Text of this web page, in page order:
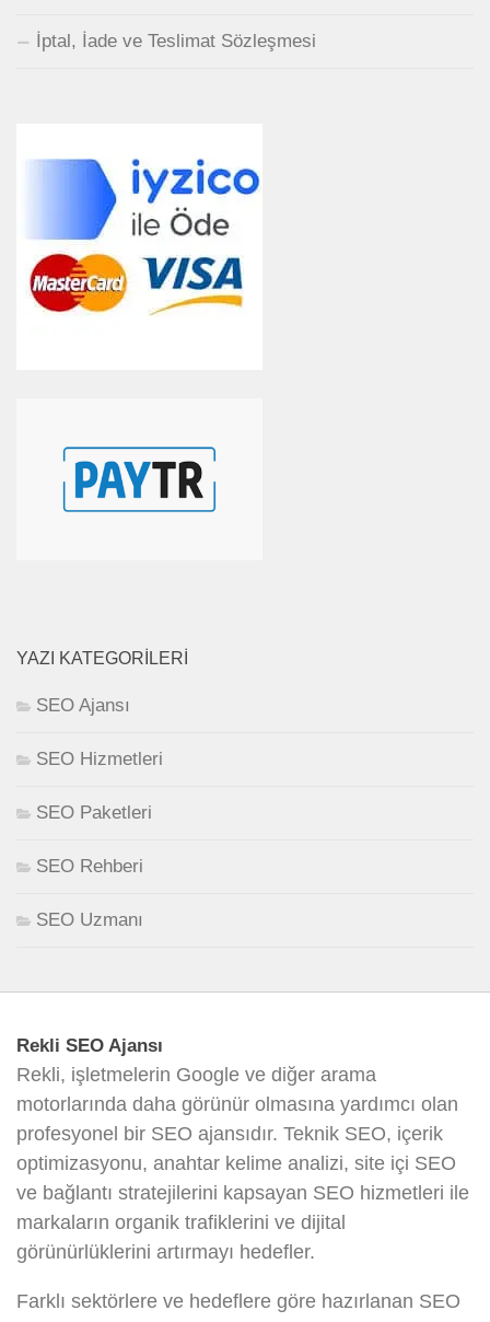
İptal, İade ve Teslimat Sözleşmesi
YAZI KATEGORILERI
SEO Ajansı
SEO Hizmetleri
SEO Paketleri
SEO Rehberi
SEO Uzmanı
Rekli SEO Ajansı
Rekli, işletmelerin Google ve diğer arama
motorlarında daha görünür olmasına yardımcı olan
profesyonel bir SEO ajansıdır. Teknik SEO, içerik
optimizasyonu, anahtar kelime analizi, site içi SEO
ve bağlantı stratejilerini kapsayan SEO hizmetleri ile
markaların organik trafiklerini ve dijital
görünürlüklerini artırmayı hedefler.
Farklı sektörlere ve hedeflere göre hazırlanan SEO